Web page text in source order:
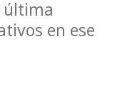
última
en ese